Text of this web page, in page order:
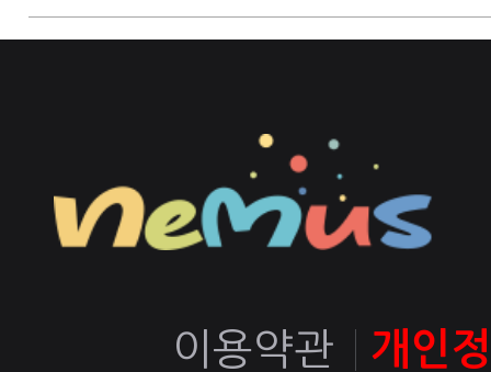
이용약관 개인